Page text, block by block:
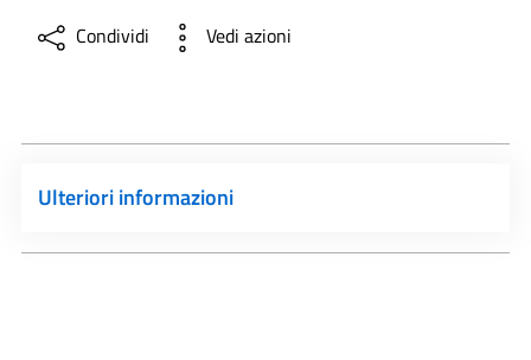
Condividi Vedi azioni
Ulteriori informazioni